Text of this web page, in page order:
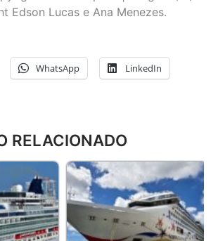
Edson Lucas e Ana Menezes.
WhatsApp LinkedIn
RELACIONADO